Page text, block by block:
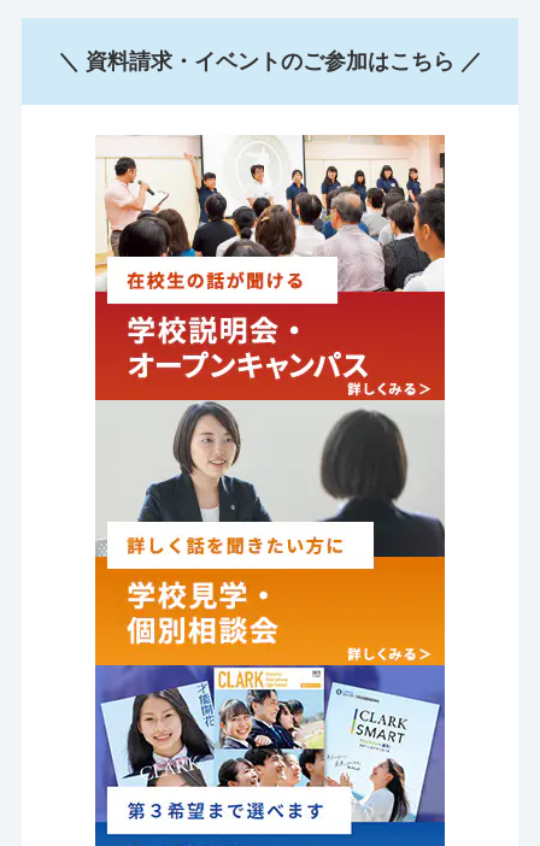
＼ 資料請求・イベントのご参加はこちら ／